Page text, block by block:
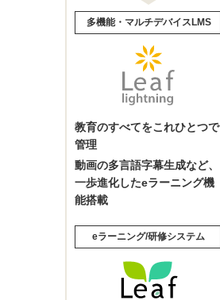
多機能・マルチデバイスLMS
教育のすべてをこれひとつで
管理
動画の多言語字幕生成など、
一歩進化したeラーニング機
能搭載
eラーニング/研修システム